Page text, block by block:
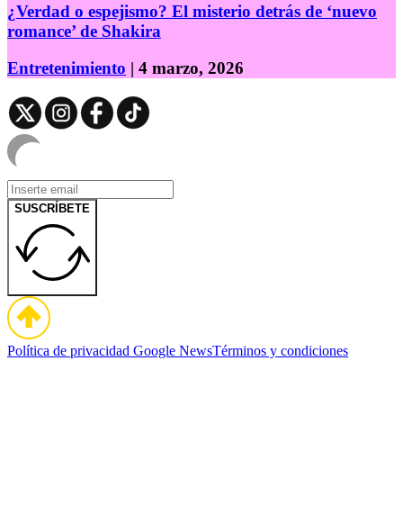
¿Verdad o espejismo? El misterio detrás de ‘nuevo
romance’ de Shakira
Entretenimiento | 4 marzo, 2026
SUSCRÍBETE
Política de privacidad Google NewsTérminos y condiciones